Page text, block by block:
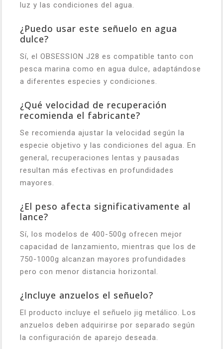
luz y las condiciones del agua.
¿Puedo usar este señuelo en agua
dulce?
Sí, el OBSESSION J28 es compatible tanto con
pesca marina como en agua dulce, adaptándose
a diferentes especies y condiciones.
¿Qué velocidad de recuperación
recomienda el fabricante?
Se recomienda ajustar la velocidad según la
especie objetivo y las condiciones del agua. En
general, recuperaciones lentas y pausadas
resultan más efectivas en profundidades
mayores.
¿El peso afecta significativamente al
lance?
Sí, los modelos de 400-500g ofrecen mejor
capacidad de lanzamiento, mientras que los de
750-1000g alcanzan mayores profundidades
pero con menor distancia horizontal.
¿Incluye anzuelos el señuelo?
El producto incluye el señuelo jig metálico. Los
anzuelos deben adquirirse por separado según
la configuración de aparejo deseada.